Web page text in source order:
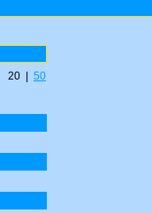
20 | 50